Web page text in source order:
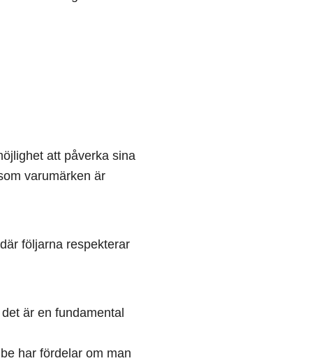
att påverka sina
varumärken är
följarna respekterar
är en fundamental
har fördelar om man